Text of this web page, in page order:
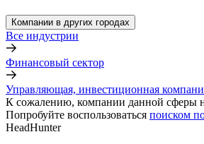
Компании в других городах
Все индустрии
Финансовый сектор
Управляющая, инвестиционная
К сожалению, компании данной сферы
Попробуйте воспользоваться поиском
HeadHunter